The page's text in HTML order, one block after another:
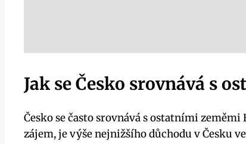
Jak se Česko srovnává s
Česko se často srovnává s ostatními
zájem, je výše nejnižšího důchodu v Česku